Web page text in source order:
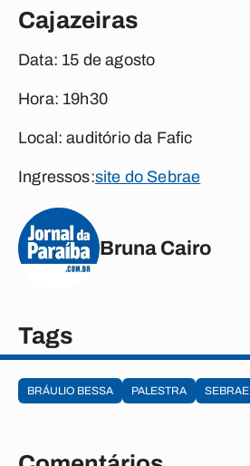
Cajazeiras
Data: 15 de agosto
Hora: 19h30
Local: auditório da Fafic
Ingressos:site do Sebrae
Bruna Cairo
Tags
BRÁULIO BESSA PALESTRA SEBRAE